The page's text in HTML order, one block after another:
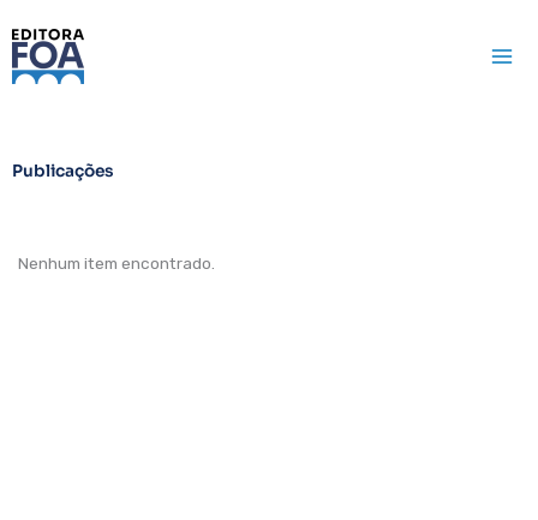
para
Publicações
Nenhum item encontrado.